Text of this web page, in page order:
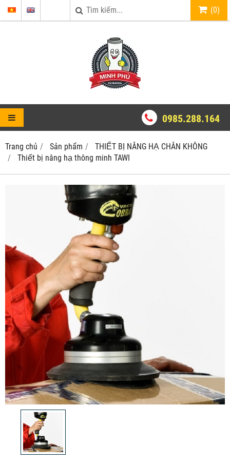
(0)
0985.288.164
Trang chủ Sản phẩm
THIẾT BỊ NÂNG HẠ CHÂN KHÔNG
Thiết bị nâng hạ thông minh TAWI